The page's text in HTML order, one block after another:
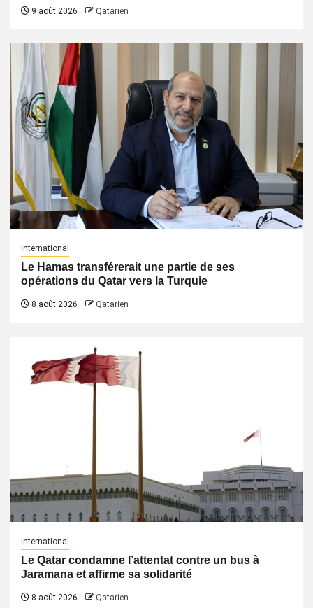
9 août 2026 Qatarien
International
Le Hamas transférerait une partie de ses
opérations du Qatar vers la Turquie
8 août 2026 Qatarien
International
Le Qatar condamne l’attentat contre un bus à
Jaramana et affirme sa solidarité
8 août 2026 Qatarien